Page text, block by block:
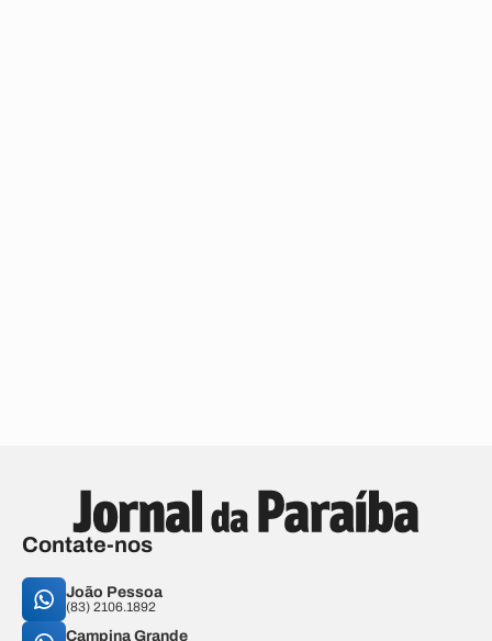
Contate-nos
João Pessoa
(83) 2106.1892
Campina Grande